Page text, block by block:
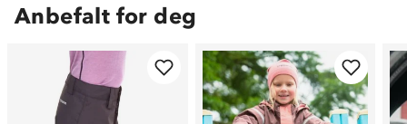
Anbefalt for deg